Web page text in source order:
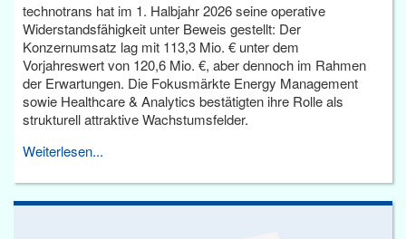
technotrans hat im 1. Halbjahr 2026 seine operative
Widerstandsfähigkeit unter Beweis gestellt: Der
Konzernumsatz lag mit 113,3 Mio. € unter dem
Vorjahreswert von 120,6 Mio. €, aber dennoch im Rahmen
der Erwartungen. Die Fokusmärkte Energy Management
sowie Healthcare & Analytics bestätigten ihre Rolle als
strukturell attraktive Wachstumsfelder.
Weiterlesen...